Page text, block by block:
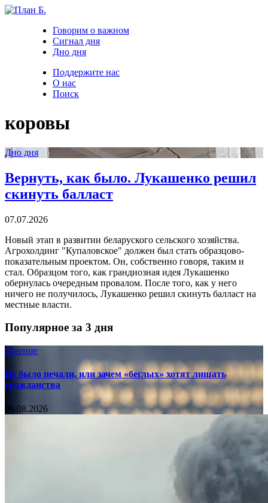
Говорим о важном
Сигнал дня
Дно дня
Поддержите нас
О нас
Поиск
коровы
Дно дня
Вернуть, как было. Лукашенко решил
скинуть балласт
07.07.2026
Новый этап в развитии беларуского сельского хозяйства.
Агрохолдинг "Купаловское" должен был стать образцово-
показательным проектом. Он, собственно говоря, таким и
стал. Образцом того, как грандиозная идея Лукашенко
обернулась очередным провалом. После того, как у него
ничего не получилось, Лукашенко решил скинуть балласт на
местные власти.
Популярное за 3 дня
Мнение
Не было печали, или зачем «беглых» хотят лишать
гражданства
06.08.2026